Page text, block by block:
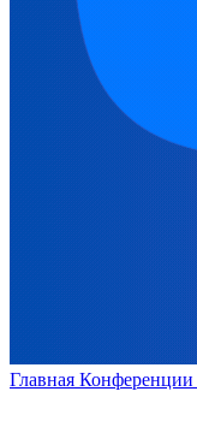
Главная Конференции